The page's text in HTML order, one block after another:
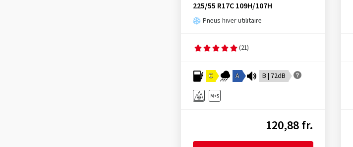
225/55 R17C 109H/107H
Pneus hiver utilitaire
(21)
C A B | 72dB
120,88 fr.